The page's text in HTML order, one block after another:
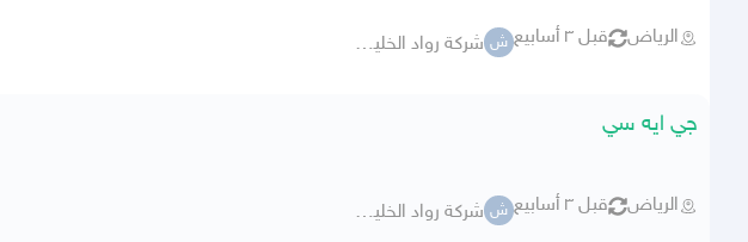
الرياض قبل ٣ أسابيع ش شركة رواد الخليج للسيارات
جي ايه سي
الرياض قبل ٣ أسابيع ش شركة رواد الخليج للسيارات